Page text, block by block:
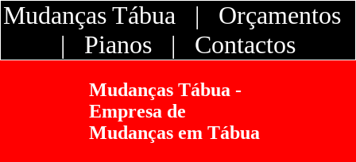
Mudanças Tábua | Orçamentos
| Pianos | Contactos
Mudanças Tábua -
Empresa de
Mudanças em Tábua